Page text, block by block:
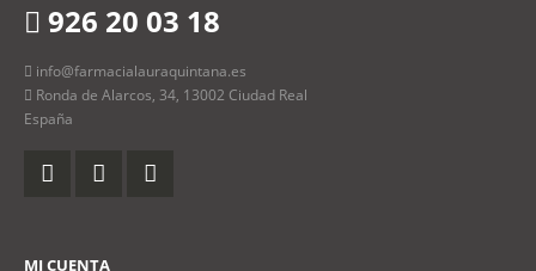
926 20 03 18
info@farmacialauraquintana.es
Ronda de Alarcos, 34, 13002 Ciudad Real
España
MI CUENTA